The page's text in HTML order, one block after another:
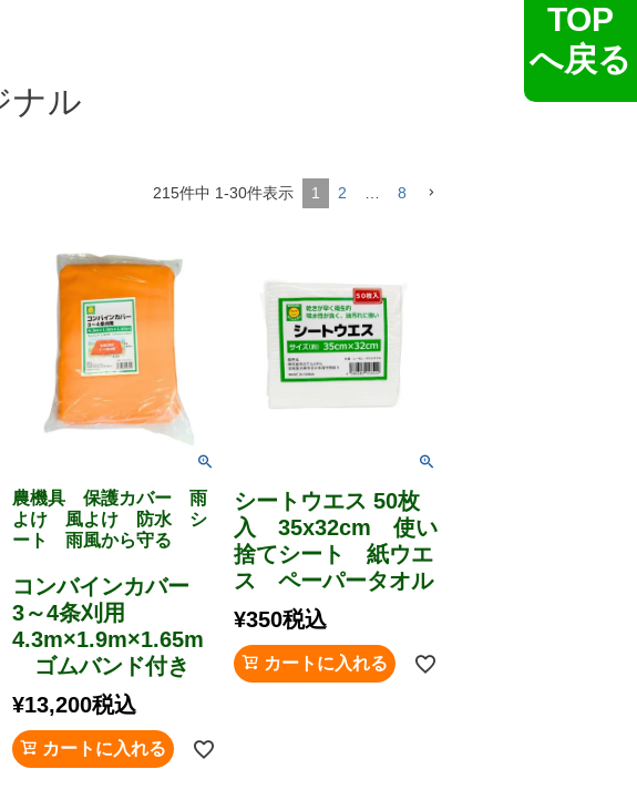
TOP
へ戻る
ナル
215件中 1-30件表示 1 2 8
農機具 保護カバー 雨
よけ 風よけ 防水 シ
ート 雨風から守る
コンバインカバー
3～4条刈用
4.3m×1.9m×1.65m
ゴムバンド付き
¥13,200税込
カートに入れる
シートウエス 50枚
入 35x32cm 使い
捨てシート 紙ウエ
ス ペーパータオル
¥350税込
カートに入れる